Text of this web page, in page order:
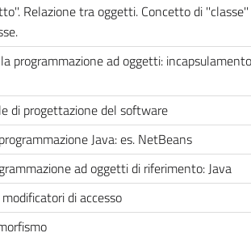
Relazione tra oggetti. Concetto di
programmazione ad oggetti:
di progettazione del software
Java: es. NetBeans
ad oggetti di riferimento: Java
di accesso